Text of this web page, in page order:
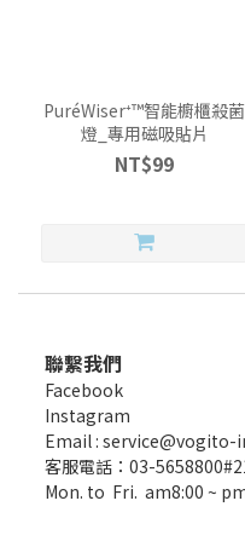
PuréWiser⁺™智能櫥櫃殺菌
燈_專用磁吸貼片
NT$99
聯繫我們
Facebook
Instagram
Email : service@vogito-
客服電話：03-
Mon. to Fri. am8:00 ~